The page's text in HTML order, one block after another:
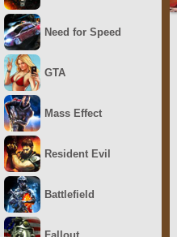
Need for Speed
GTA
Mass Effect
Resident Evil
Battlefield